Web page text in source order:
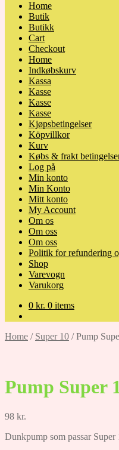
Home
Butik
Butikk
Cart
Checkout
Home
Indkøbskurv
Kassa
Kasse
Kasse
Kasse
Kjøpsbetingelser
Köpvillkor
Kurv
Købs & frakt
Log på
Min konto
Min Konto
Mitt konto
My Account
Om os
Om oss
Om oss
Politik for refundering
Shop
Varevogn
Varukorg
0 kr. 0 items
Home / Super 10 /Pump
Pump Super
98 kr.
Dunkpump som passar Super